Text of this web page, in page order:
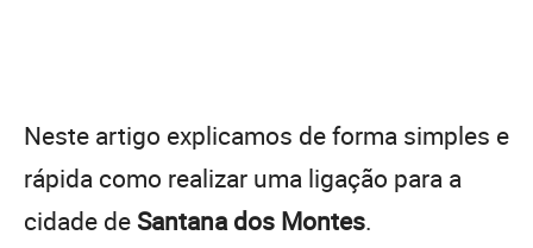
Neste artigo explicamos de forma simples e
rápida como realizar uma ligação para a
cidade de Santana dos Montes.